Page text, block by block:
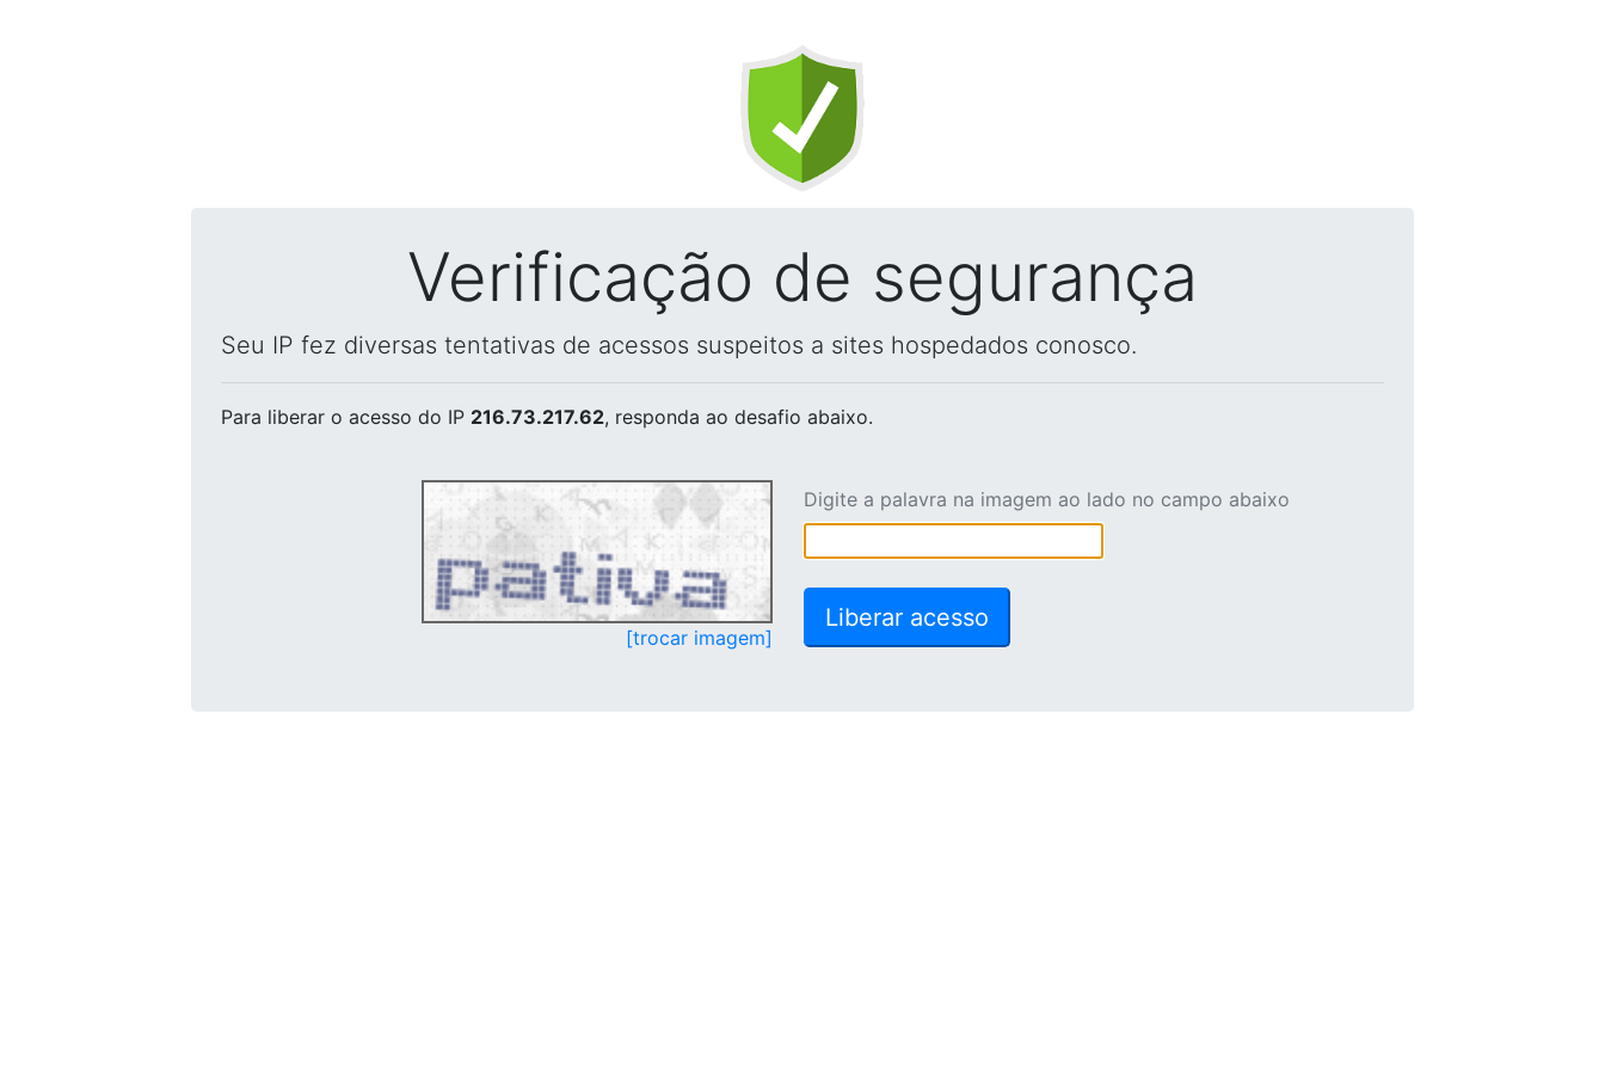
Verificação de segurança
Seu IP fez diversas tentativas de acessos suspeitos a sites hospedados conosco.
Para liberar o acesso do IP 216.73.217.62, responda ao desafio abaixo.
[trocar imagem]
Digite a palavra na imagem ao lado no campo abaixo